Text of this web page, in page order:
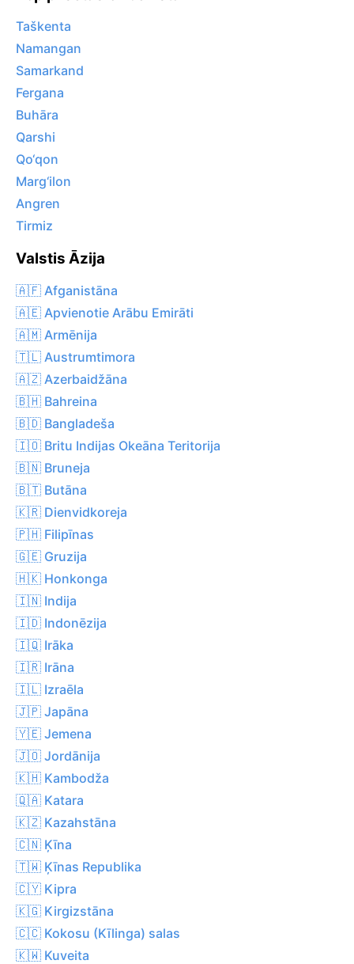
Taškenta
Namangan
Samarkand
Fergana
Buhāra
Qarshi
Qo‘qon
Marg‘ilon
Angren
Tirmiz
Valstis Āzija
🇦🇫 Afganistāna
🇦🇪 Apvienotie Arābu Emirāti
🇦🇲 Armēnija
🇹🇱 Austrumtimora
🇦🇿 Azerbaidžāna
🇧🇭 Bahreina
🇧🇩 Bangladeša
🇮🇴 Britu Indijas Okeāna Teritorija
🇧🇳 Bruneja
🇧🇹 Butāna
🇰🇷 Dienvidkoreja
🇵🇭 Filipīnas
🇬🇪 Gruzija
🇭🇰 Honkonga
🇮🇳 Indija
🇮🇩 Indonēzija
🇮🇶 Irāka
🇮🇷 Irāna
🇮🇱 Izraēla
🇯🇵 Japāna
🇾🇪 Jemena
🇯🇴 Jordānija
🇰🇭 Kambodža
🇶🇦 Katara
🇰🇿 Kazahstāna
🇨🇳 Ķīna
🇹🇼 Ķīnas Republika
🇨🇾 Kipra
🇰🇬 Kirgizstāna
🇨🇨 Kokosu (Kīlinga) salas
🇰🇼 Kuveita